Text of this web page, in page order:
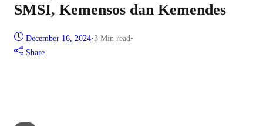
SMSI, Kemensos dan Kemendes
December 16, 2024•3 Min read•
Share